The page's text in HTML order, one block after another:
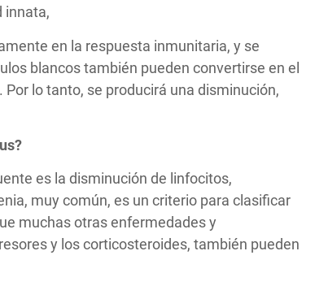
innata,
en la respuesta inmunitaria, y se
blancos también pueden convertirse en el
lo tanto, se producirá una disminución,
es la disminución de linfocitos,
muy común, es un criterio para clasificar
muchas otras enfermedades y
y los corticosteroides, también pueden